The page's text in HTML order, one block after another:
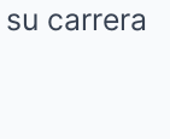
carrera